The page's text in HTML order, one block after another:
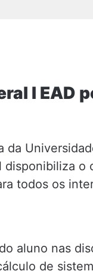
I EAD
da
disponibiliza o
todos os
aluno nas
de